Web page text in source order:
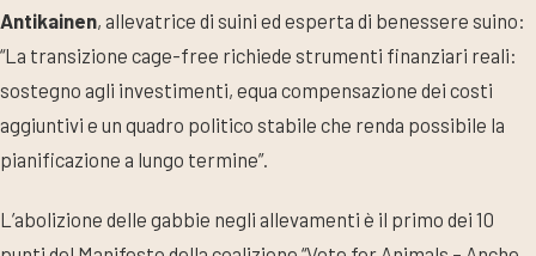
Antikainen, allevatrice di suini ed esperta di benessere suino:
“La transizione cage-free richiede strumenti finanziari reali:
sostegno agli investimenti, equa compensazione dei costi
aggiuntivi e un quadro politico stabile che renda possibile la
pianificazione a lungo termine”.
L’abolizione delle gabbie negli allevamenti è il primo dei 10